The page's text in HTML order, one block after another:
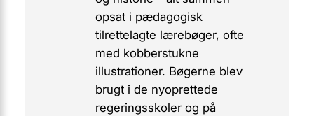
opsat i pædagogisk
tilrettelagte lærebøger, ofte
med kobberstukne
illustrationer. Bøgerne blev
brugt i de nyoprettede
regeringsskoler og på